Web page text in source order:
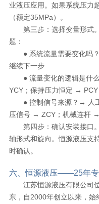
业液压应用。如果系统压力
（额定35MPa）。
第三步：选择变量形
题：
● 系统流量需要变化
继续下一步
● 流量变化的逻辑是什
YCY；保持压力恒定 →
● 控制信号来源？→ 人
压信号 → ZCY；机械连杆
第四步：确认安装接口
轴形式和旋向。恒源液压支
时确认。
六、恒源液压——25年专
江苏恒源液压有限公
东，自2000年创立以来，